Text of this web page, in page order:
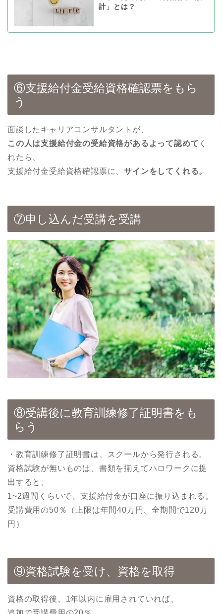
計」とは？
⑥支援給付金受給資格確認票をもら
う
面談したキャリアコンサルタントが、
この人は支援給付金の受給資格があるよって認めて く
れたら、
支援給付金受給資格確認票に、サインをしてくれる。
⑦申し込んだ受講を受講
⑧受講後に教育訓練修了証明書をも
らう
・教育訓練修了証明書は、スクールから発行される。
資格試験が無いものは、書類を揃えてハロワークに提
出すると、
1~2週間くらいで、支援給付金が口座に振り込まれる。
受講費用の50％（上限は年間40万円、全期間で120万
円）
⑨資格試験を受け、資格を取得
資格の取得後、1年以内に雇用されていれば、